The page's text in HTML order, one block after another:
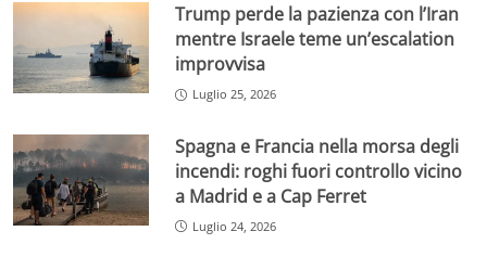
Trump perde la pazienza con l’Iran
mentre Israele teme un’escalation
improvvisa
Luglio 25, 2026
Spagna e Francia nella morsa degli
incendi: roghi fuori controllo vicino
a Madrid e a Cap Ferret
Luglio 24, 2026